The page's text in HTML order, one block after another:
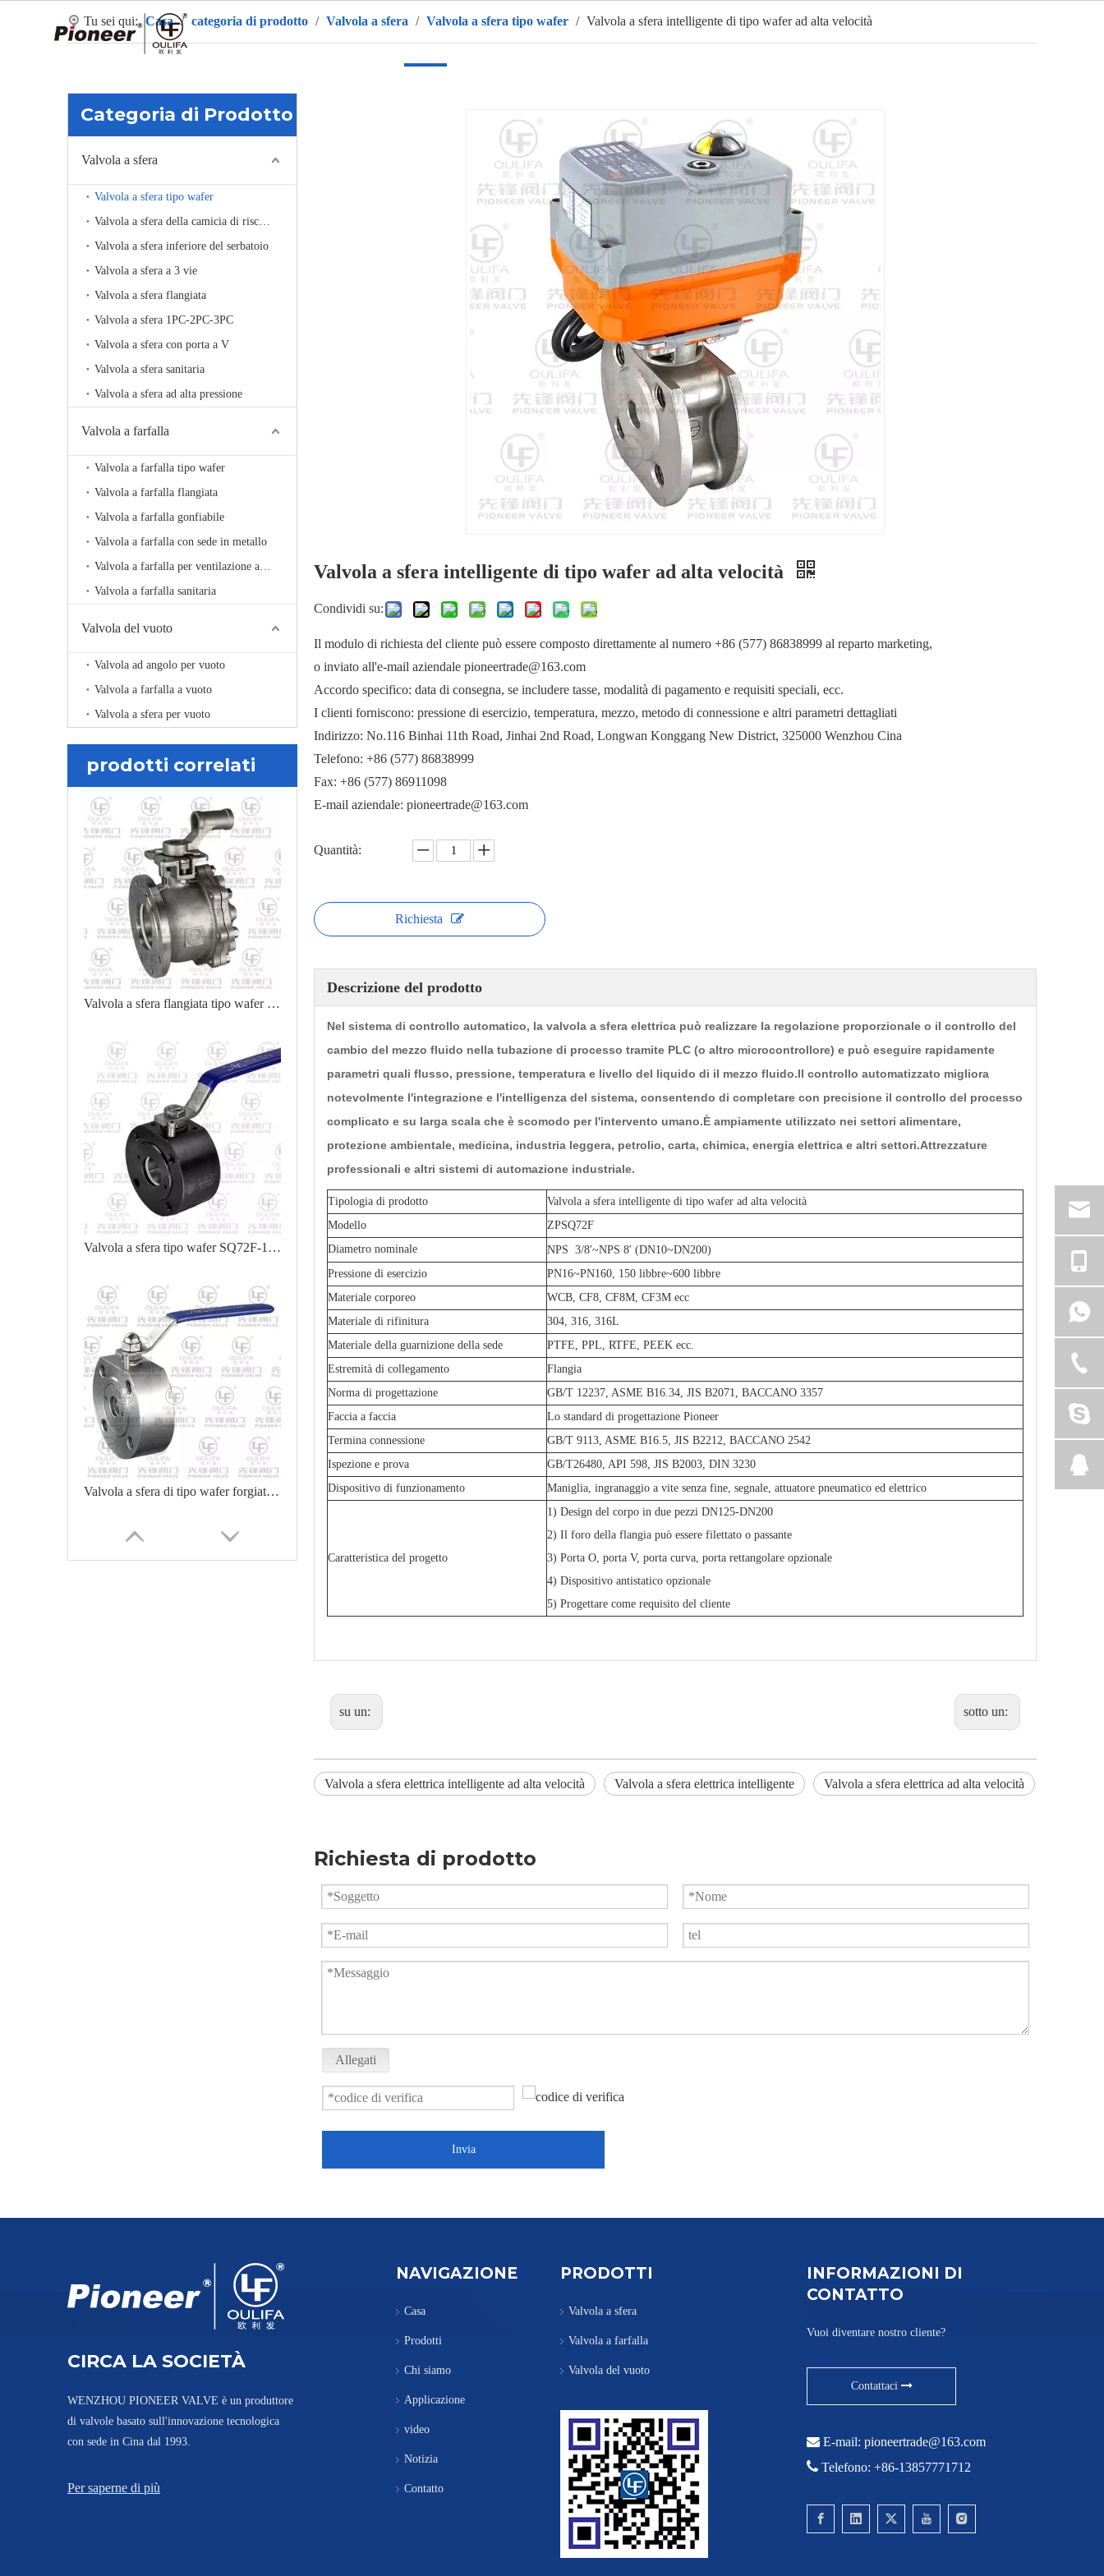
Tu sei qui: Casa / categoria di prodotto / Valvola a sfera / Valvola a sfera tipo wafer / Valvola a sfera intelligente di tipo wafer ad alta velocità
Categoria di Prodotto
Valvola a sfera
Valvola a sfera tipo wafer
Valvola a sfera della camicia di riscaldamento
Valvola a sfera inferiore del serbatoio
Valvola a sfera a 3 vie
Valvola a sfera flangiata
Valvola a sfera 1PC-2PC-3PC
Valvola a sfera con porta a V
Valvola a sfera sanitaria
Valvola a sfera ad alta pressione
Valvola a farfalla
Valvola a farfalla tipo wafer
Valvola a farfalla flangiata
Valvola a farfalla gonfiabile
Valvola a farfalla con sede in metallo
Valvola a farfalla per ventilazione ad alta temperatura
Valvola a farfalla sanitaria
Valvola del vuoto
Valvola ad angolo per vuoto
Valvola a farfalla a vuoto
Valvola a sfera per vuoto
prodotti correlati
Valvola a sfera flangiata tipo wafer a breve distanza
Valvola a sfera tipo wafer SQ72F-150LbC
Valvola a sfera di tipo wafer forgiato a lunga durata
Valvola a sfera intelligente di tipo wafer ad alta velocità
Condividi su:
Il modulo di richiesta del cliente può essere composto direttamente al numero +86 (577) 86838999 al reparto marketing,
o inviato all'e-mail aziendale pioneertrade@163.com
Accordo specifico: data di consegna, se includere tasse, modalità di pagamento e requisiti speciali, ecc.
I clienti forniscono: pressione di esercizio, temperatura, mezzo, metodo di connessione e altri parametri dettagliati
Indirizzo: No.116 Binhai 11th Road, Jinhai 2nd Road, Longwan Konggang New District, 325000 Wenzhou Cina
Telefono: +86 (577) 86838999
Fax: +86 (577) 86911098
E-mail aziendale: pioneertrade@163.com
Quantità:
Richiesta
Descrizione del prodotto
Nel sistema di controllo automatico, la valvola a sfera elettrica può realizzare la regolazione proporzionale o il controllo del
cambio del mezzo fluido nella tubazione di processo tramite PLC (o altro microcontrollore) e può eseguire rapidamente
parametri quali flusso, pressione, temperatura e livello del liquido di il mezzo fluido.Il controllo automatizzato migliora
notevolmente l'integrazione e l'intelligenza del sistema, consentendo di completare con precisione il controllo del processo
complicato e su larga scala che è scomodo per l'intervento umano.È ampiamente utilizzato nei settori alimentare,
protezione ambientale, medicina, industria leggera, petrolio, carta, chimica, energia elettrica e altri settori.Attrezzature
professionali e altri sistemi di automazione industriale.
Tipologia di prodotto
Valvola a sfera intelligente di tipo wafer ad alta velocità
Modello
ZPSQ72F
Diametro nominale
NPS 3/8'~NPS 8' (DN10~DN200)
Pressione di esercizio
PN16~PN160, 150 libbre~600 libbre
Materiale corporeo
WCB, CF8, CF8M, CF3M ecc
Materiale di rifinitura
304, 316, 316L
Materiale della guarnizione della sede
PTFE, PPL, RTFE, PEEK ecc.
Estremità di collegamento
Flangia
Norma di progettazione
GB/T 12237, ASME B16.34, JIS B2071, BACCANO 3357
Faccia a faccia
Lo standard di progettazione Pioneer
Termina connessione
GB/T 9113, ASME B16.5, JIS B2212, BACCANO 2542
Ispezione e prova
GB/T26480, API 598, JIS B2003, DIN 3230
Dispositivo di funzionamento
Maniglia, ingranaggio a vite senza fine, segnale, attuatore pneumatico ed elettrico
Caratteristica del progetto
1) Design del corpo in due pezzi DN125-DN200
2) Il foro della flangia può essere filettato o passante
3) Porta O, porta V, porta curva, porta rettangolare opzionale
4) Dispositivo antistatico opzionale
5) Progettare come requisito del cliente
su un: sotto un:
Valvola a sfera elettrica intelligente ad alta velocità Valvola a sfera elettrica intelligente Valvola a sfera elettrica ad alta velocità
Richiesta di prodotto
Allegati
Invia
CIRCA LA SOCIETÀ
WENZHOU PIONEER VALVE è un produttore
di valvole basato sull'innovazione tecnologica
con sede in Cina dal 1993.
Per saperne di più
NAVIGAZIONE
Casa
Prodotti
Chi siamo
Applicazione
video
Notizia
Contatto
PRODOTTI
Valvola a sfera
Valvola a farfalla
Valvola del vuoto
INFORMAZIONI DI
CONTATTO
Vuoi diventare nostro cliente?
Contattaci
 E-mail: pioneertrade@163.com
 Telefono: +86-13857771712